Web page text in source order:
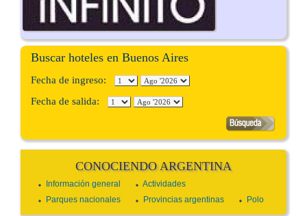
Buscar hoteles en Buenos Aires
Fecha de ingreso:
Fecha de salida:
CONOCIENDO ARGENTINA
Información general
Actividades
Parques nacionales
Provincias argentinas Polo